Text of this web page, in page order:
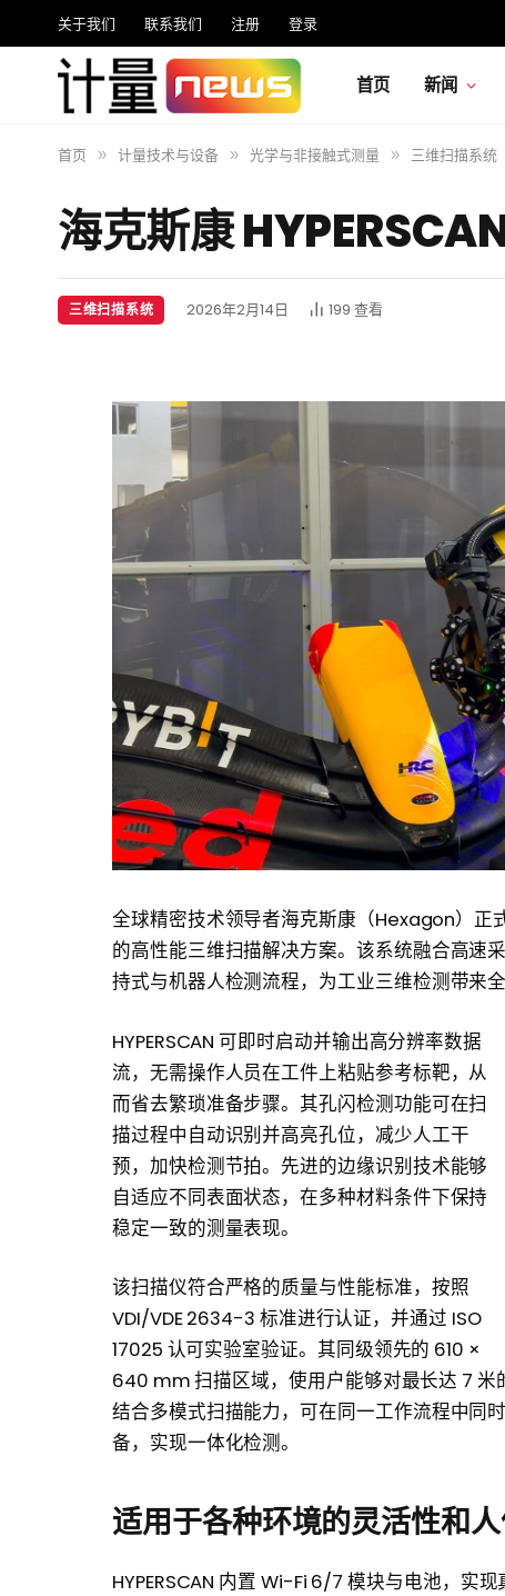
关于我们 联系我们 注册 登录
首页 新闻
首页 » 计量技术与设备 » 光学与非接触式测量 » 三维扫描系统
海克斯康
三维扫描系统 2026年2月14日 199查看
全球精密技术领导者海克斯康（Hexagon）正
的高性能三维扫描解决方案。该系统融合高速
持式与机器人检测流程，为工业三维检测带来全
HYPERSCAN 可即时启动并输出高分辨率数据
流，无需操作人员在工件上粘贴参考标靶，从
而省去繁琐准备步骤。其孔闪检测功能可在扫
描过程中自动识别并高亮孔位，减少人工干
预，加快检测节拍。先进的边缘识别技术能够
自适应不同表面状态，在多种材料条件下保持
稳定一致的测量表现。
该扫描仪符合严格的质量与性能标准，按照
VDI/VDE 2634-3 标准进行认证，并通过 ISO
17025 认可实验室验证。其同级领先的 610 ×
640 mm 扫描区域，使用户能够对最长达 7
结合多模式扫描能力，可在同一工作流程中同
备，实现一体化检测。
适用于各种环境的灵活性和
HYPERSCAN 内置 Wi-Fi 6/7 模块与电池，实